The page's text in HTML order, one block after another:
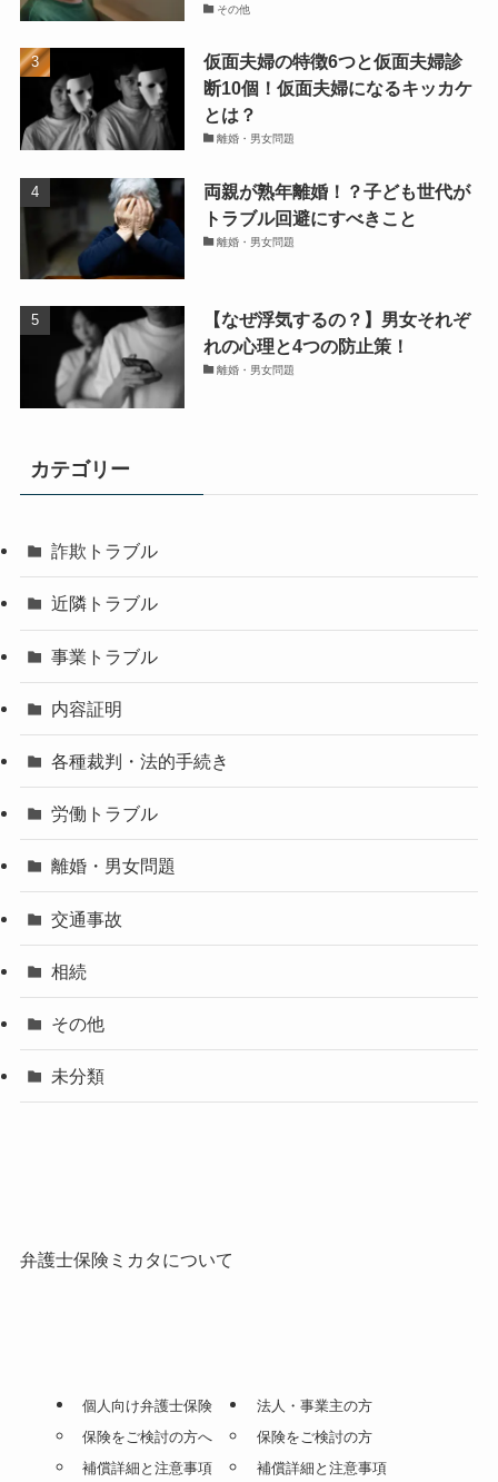
その他
仮面夫婦の特徴6つと仮面夫婦診
断10個！仮面夫婦になるキッカケ
とは？
離婚・男女問題
両親が熟年離婚！？子ども世代が
トラブル回避にすべきこと
離婚・男女問題
【なぜ浮気するの？】男女それぞ
れの心理と4つの防止策！
離婚・男女問題
カテゴリー
詐欺トラブル
近隣トラブル
事業トラブル
内容証明
各種裁判・法的手続き
労働トラブル
離婚・男女問題
交通事故
相続
その他
未分類
弁護士保険ミカタについて
個人向け弁護士保険
保険をご検討の方へ
補償詳細と注意事項
法人・事業主の方
保険をご検討の方
補償詳細と注意事項